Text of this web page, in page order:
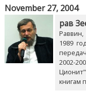
November 27, 2004
рав
1989
2002-
книгам